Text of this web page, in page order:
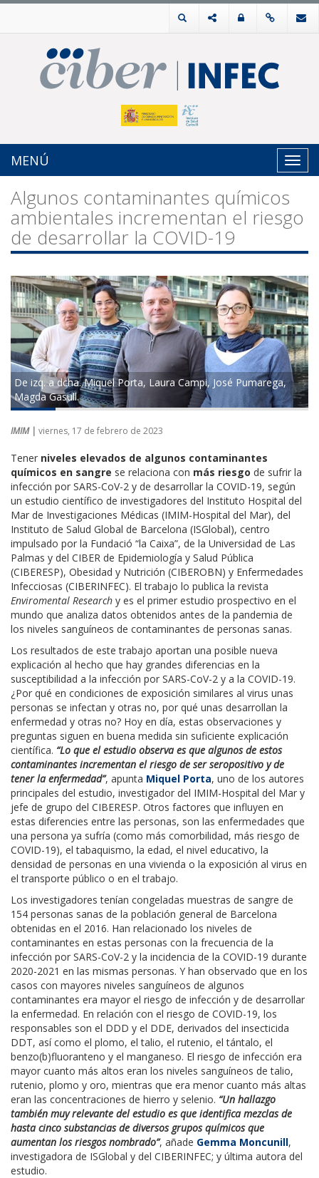
MENÚ
Algunos contaminantes químicos
ambientales incrementan el riesgo
de desarrollar la COVID-19
De izq. a dcha. Miquel Porta, Laura Campi, José Pumarega,
Magda Gasull.
IMIM | viernes, 17 de febrero de 2023
Tener niveles elevados de algunos contaminantes
químicos en sangre se relaciona con más riesgo de sufrir la
infección por SARS-CoV-2 y de desarrollar la COVID-19, según
un estudio científico de investigadores del Instituto Hospital del
Mar de Investigaciones Médicas (IMIM-Hospital del Mar), del
Instituto de Salud Global de Barcelona (ISGlobal), centro
impulsado por la Fundació “la Caixa”, de la Universidad de Las
Palmas y del CIBER de Epidemiología y Salud Pública
(CIBERESP), Obesidad y Nutrición (CIBEROBN) y Enfermedades
Infecciosas (CIBERINFEC). El trabajo lo publica la revista
Enviromental Research y es el primer estudio prospectivo en el
mundo que analiza datos obtenidos antes de la pandemia de
los niveles sanguíneos de contaminantes de personas sanas.
Los resultados de este trabajo aportan una posible nueva
explicación al hecho que hay grandes diferencias en la
susceptibilidad a la infección por SARS-CoV-2 y a la COVID-19.
¿Por qué en condiciones de exposición similares al virus unas
personas se infectan y otras no, por qué unas desarrollan la
enfermedad y otras no? Hoy en día, estas observaciones y
preguntas siguen en buena medida sin suficiente explicación
científica. “Lo que el estudio observa es que algunos de estos
contaminantes incrementan el riesgo de ser seropositivo y de
tener la enfermedad”, apunta Miquel Porta, uno de los autores
principales del estudio, investigador del IMIM-Hospital del Mar y
jefe de grupo del CIBERESP. Otros factores que influyen en
estas diferencies entre las personas, son las enfermedades que
una persona ya sufría (como más comorbilidad, más riesgo de
COVID-19), el tabaquismo, la edad, el nivel educativo, la
densidad de personas en una vivienda o la exposición al virus en
el transporte público o en el trabajo.
Los investigadores tenían congeladas muestras de sangre de
154 personas sanas de la población general de Barcelona
obtenidas en el 2016. Han relacionado los niveles de
contaminantes en estas personas con la frecuencia de la
infección por SARS-CoV-2 y la incidencia de la COVID-19 durante
2020-2021 en las mismas personas. Y han observado que en los
casos con mayores niveles sanguíneos de algunos
contaminantes era mayor el riesgo de infección y de desarrollar
la enfermedad. En relación con el riesgo de COVID-19, los
responsables son el DDD y el DDE, derivados del insecticida
DDT, así como el plomo, el talio, el rutenio, el tántalo, el
benzo(b)fluoranteno y el manganeso. El riesgo de infección era
mayor cuanto más altos eran los niveles sanguíneos de talio,
rutenio, plomo y oro, mientras que era menor cuanto más altas
eran las concentraciones de hierro y selenio. “Un hallazgo
también muy relevante del estudio es que identifica mezclas de
hasta cinco substancias de diversos grupos químicos que
aumentan los riesgos nombrado”, añade Gemma Moncunill,
investigadora de ISGlobal y del CIBERINFEC; y última autora del
estudio.